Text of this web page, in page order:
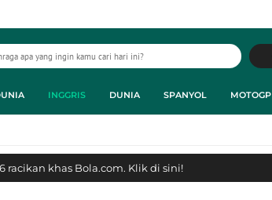
INGGRIS DUNIA SPANYOL MOTOGP
khas Bola.com. Klik di sini!